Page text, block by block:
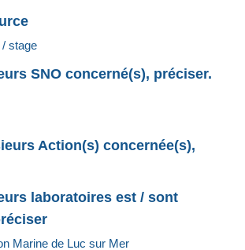
stage
SNO concerné(s), préciser.
Action(s) concernée(s),
laboratoires est / sont
Marine de Luc sur Mer